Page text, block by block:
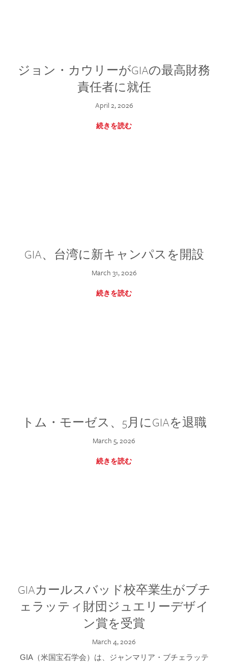
ジョン・カウリーがGIAの最高財務
責任者に就任
April 2, 2026
続きを読む
GIA、台湾に新キャンパスを開設
March 31, 2026
続きを読む
トム・モーゼス、5月にGIAを退職
March 5, 2026
続きを読む
GIAカールスバッド校卒業生がブチ
ェラッティ財団ジュエリーデザイ
ン賞を受賞
March 4, 2026
GIA（米国宝石学会）は、ジャンマリア・ブチェラッテ